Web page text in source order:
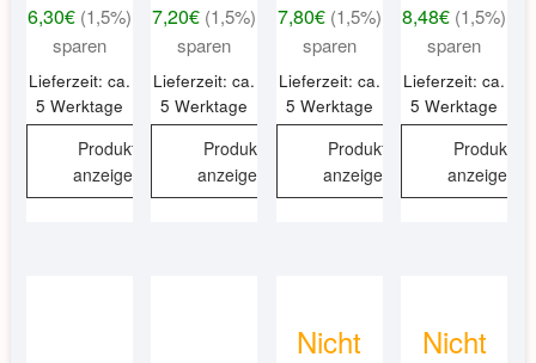
6,30€(1,5%)
sparen
Lieferzeit: ca.
5 Werktage
Produkt
anzeigen
7,20€ (1,5%)
sparen
Lieferzeit: ca.
5 Werktage
Produkt
anzeigen
7,80€(1,5%)
sparen
Lieferzeit: ca.
5 Werktage
Produkt
anzeigen
8,48€ (1,5%)
sparen
Lieferzeit: ca.
5 Werktage
Produkt
anzeigen
Nicht
Nicht